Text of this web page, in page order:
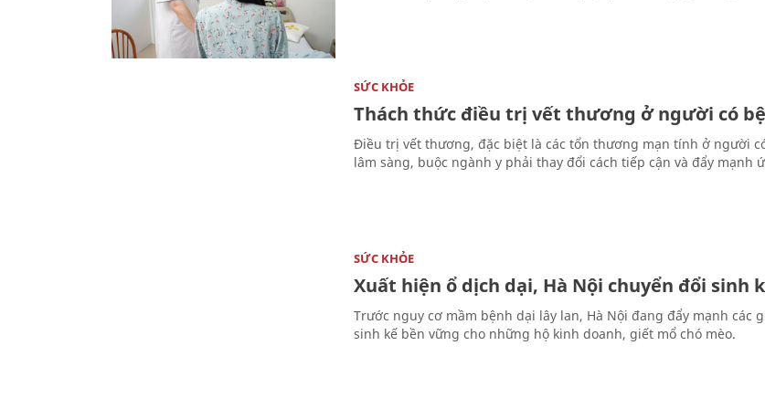
SỨC KHỎE
Thách thức điều trị vết thương ở người có
Điều trị vết thương, đặc biệt là các tổn thương mạn tính ở người
lâm sàng, buộc ngành y phải thay đổi cách tiếp cận và đẩy mạnh
SỨC KHỎE
Xuất hiện ổ dịch dại, Hà Nội chuyển đổi sinh
Trước nguy cơ mầm bệnh dại lây lan, Hà Nội đang đẩy mạnh
sinh kế bền vững cho những hộ kinh doanh, giết mổ chó mèo.